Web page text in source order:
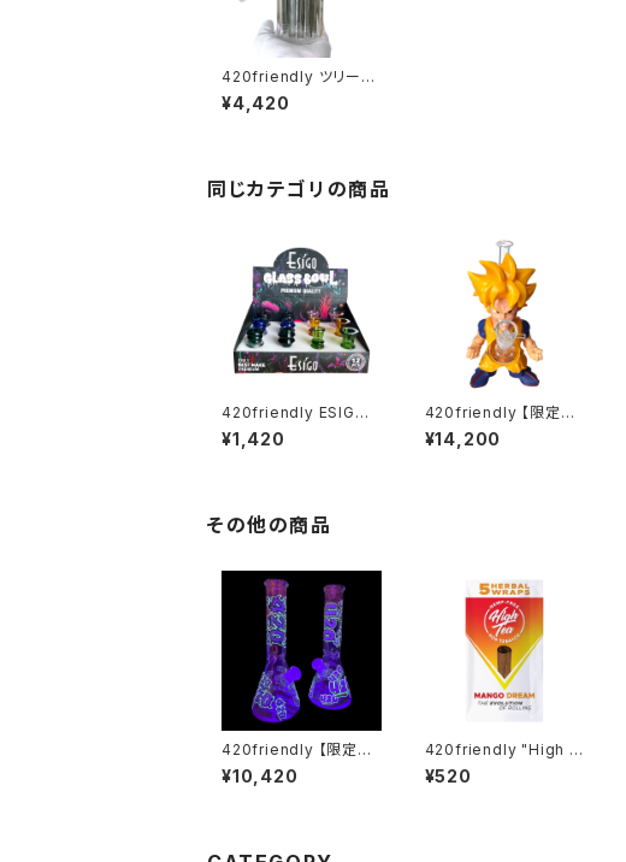
420friendly ツリーチ
ャンバー 13cm／ガラス
ボング用パーコレータ
¥4,420
同じカテゴリの商品
420friendly ESIGO 1
4mmガラスボウル(火
皿) Phoenix Ash Cat
¥1,420
420friendly 【限定コ
レクション】Legendar
y Fighter Bong / レ
¥14,200
その他の商品
420friendly 【限定コ
レクション】Glow in D
ark 420 Beaker Bon
¥10,420
420friendly "High T
ea"- Blunt Wraps /
自分で巻く 愛好家 420
¥520